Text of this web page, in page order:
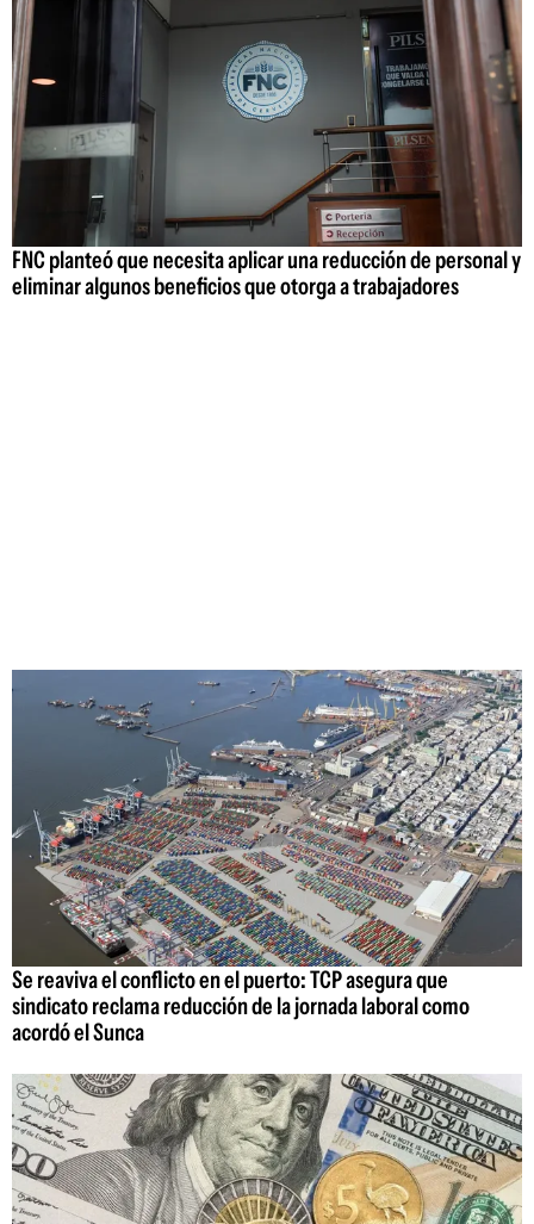
FNC planteó que necesita aplicar una reducción de personal y
eliminar algunos beneficios que otorga a trabajadores
Se reaviva el conflicto en el puerto: TCP asegura que
sindicato reclama reducción de la jornada laboral como
acordó el Sunca